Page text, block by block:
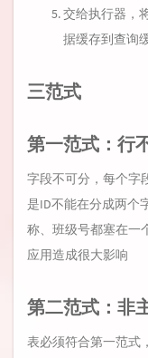
交给执行器，
据缓存到查询
三范式
第一范式：行
字段不可分，每个字
是ID不能在分成两个
称、班级号都塞在一
应用造成很大影响
第二范式：非
表必须符合第一范式